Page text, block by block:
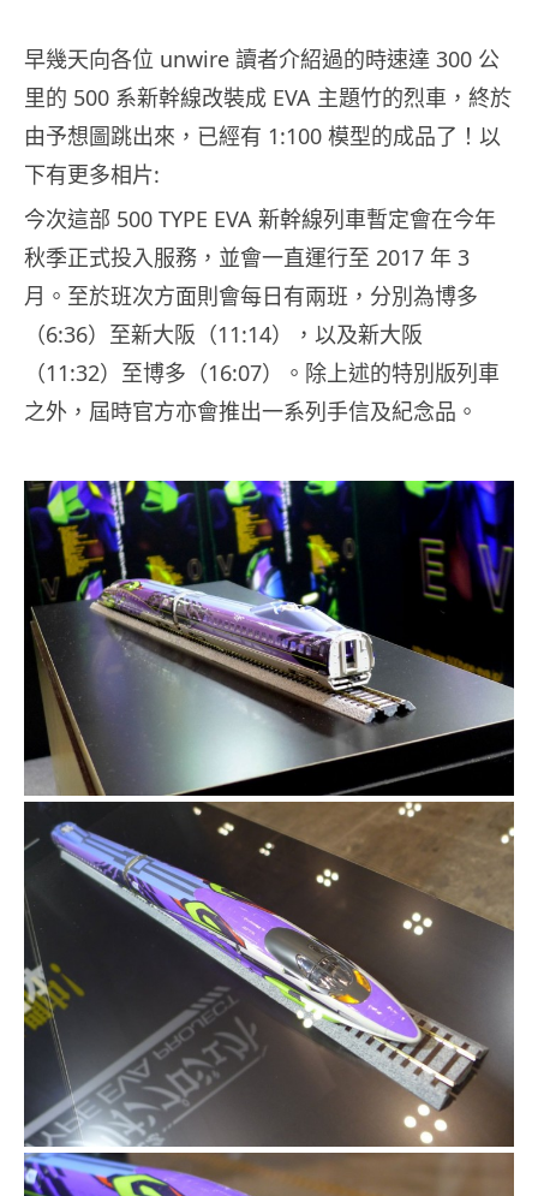
早幾天向各位 unwire 讀者介紹過的時速達 300 公
里的 500 系新幹線改裝成 EVA 主題竹的烈車，終於
由予想圖跳出來，已經有 1:100 模型的成品了！以
下有更多相片:
今次這部 500 TYPE EVA 新幹線列車暫定會在今年
秋季正式投入服務，並會一直運行至 2017 年 3
月。至於班次方面則會每日有兩班，分別為博多
（6:36）至新大阪（11:14），以及新大阪
（11:32）至博多（16:07）。除上述的特別版列車
之外，屆時官方亦會推出一系列手信及紀念品。